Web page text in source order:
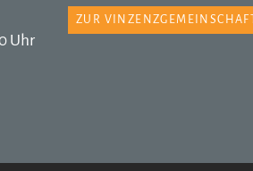
Uhr
ZUR VINZENZGEMEINSCHAFT